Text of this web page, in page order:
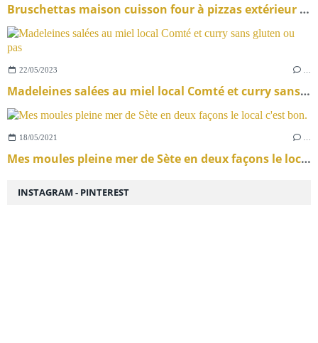
Bruschettas maison cuisson four à pizzas extérieur aux granulés alimentaires.
22/05/2023
Madeleines salées au miel local Comté et curry sans gluten ou pas
18/05/2021
Mes moules pleine mer de Sète en deux façons le local c'est bon.
INSTAGRAM - PINTEREST